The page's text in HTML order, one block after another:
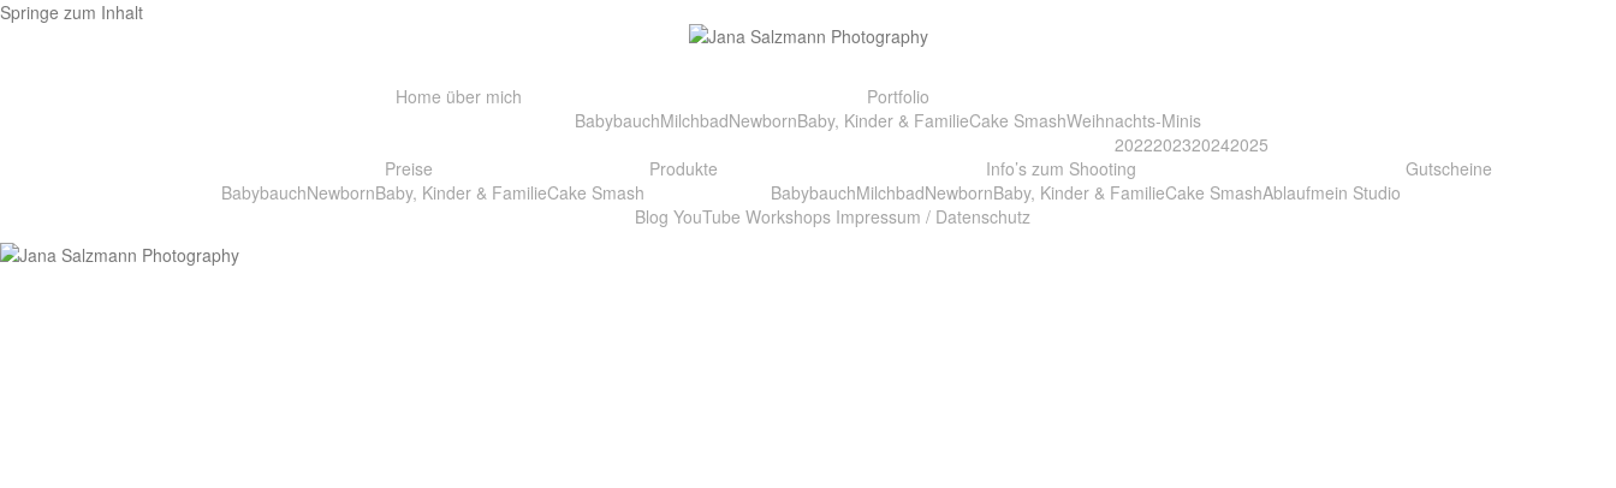
Springe zum Inhalt
Home über mich
Portfolio
BabybauchMilchbadNewbornBaby, Kinder & FamilieCake SmashWeihnachts-Minis
2022202320242025
Preise
BabybauchNewbornBaby, Kinder & FamilieCake Smash
Produkte
Info’s zum Shooting
BabybauchMilchbadNewbornBaby, Kinder & FamilieCake SmashAblaufmein Studio
Gutscheine
Blog YouTube Workshops Impressum / Datenschutz